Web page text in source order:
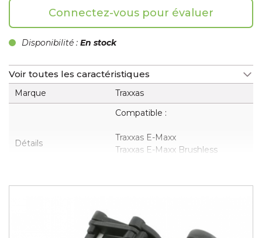
Connectez-vous pour évaluer
Disponibilité : En stock
Voir toutes les caractéristiques
Marque Traxxas
Détails
Compatible :
Traxxas E-Maxx
Traxxas E-Maxx Brushless